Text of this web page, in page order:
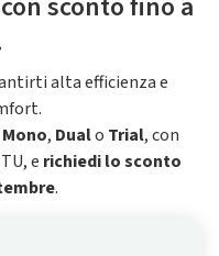
alta efficienza e
Mono, Dualo Trial, con
e richiedi lo sconto
.